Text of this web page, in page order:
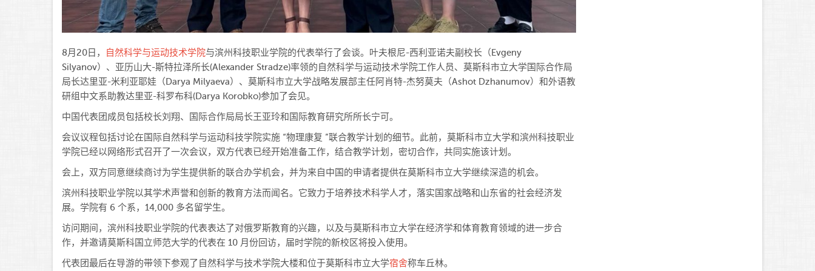
8月20日， 自然科学与运动技术学院与滨州科技职业学院的代表举行了会谈。叶夫根尼-西利亚诺夫副校长（Evgeny
Silyanov）、亚历山大-斯特拉泽所长(Alexander Stradze)率领的自然科学与运动技术学院工作人员、莫斯科市立大学国际合作局
局长达里亚-米利亚耶娃（Darya Milyaeva）、莫斯科市立大学战略发展部主任阿肖特-杰努莫夫（Ashot Dzhanumov）和外语教
研组中文系助教达里亚-科罗布科(Darya Korobko)参加了会见。
中国代表团成员包括校长刘翔、国际合作局局长王亚玲和国际教育研究所所长宁可。
会议议程包括讨论在国际自然科学与运动科技学院实施 “物理康复 ”联合教学计划的细节。此前，莫斯科市立大学和滨州科技职业
学院已经以网络形式召开了一次会议，双方代表已经开始准备工作，结合教学计划，密切合作，共同实施该计划。
会上，双方同意继续商讨为学生提供新的联合办学机会，并为来自中国的申请者提供在莫斯科市立大学继续深造的机会。
滨州科技职业学院以其学术声誉和创新的教育方法而闻名。它致力于培养技术科学人才，落实国家战略和山东省的社会经济发
展。学院有 6 个系，14,000 多名留学生。
访问期间，滨州科技职业学院的代表表达了对俄罗斯教育的兴趣，以及与莫斯科市立大学在经济学和体育教育领域的进一步合
作，并邀请莫斯科国立师范大学的代表在 10 月份回访，届时学院的新校区将投入使用。
代表团最后在导游的带领下参观了自然科学与技术学院大楼和位于莫斯科市立大学宿舍称车丘林。